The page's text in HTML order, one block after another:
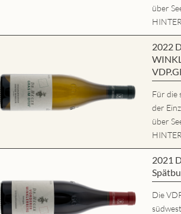
über
2022
Für die
der
über
2021
Die